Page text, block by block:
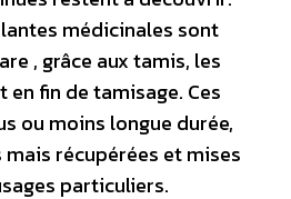
médicinales sont
, grâce aux tamis, les
fin de tamisage. Ces
ou moins longue durée,
récupérées et mises
particuliers.